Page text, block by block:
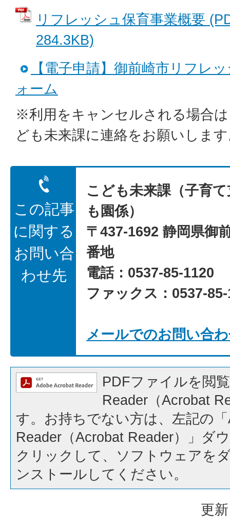
リフレッシュ保育事業概要
284.3KB)
【電子申請】御前崎市リフレ
ォーム
※利用をキャンセルされる場合
ども未来課に連絡をお願いしま
この記事
に関する
お問い合
わせ先
こども未来課（子育
も園係）
〒437-1692 静岡県御
番地
電話：0537-85-1120
ファックス：0537-
メールでのお問い合
PDFファイルを閲
Reader（Acrobat
す。お持ちでない方は、左記の
Reader（Acrobat Reader）」ダ
クリックして、ソフトウェアを
ンストールしてください。
更